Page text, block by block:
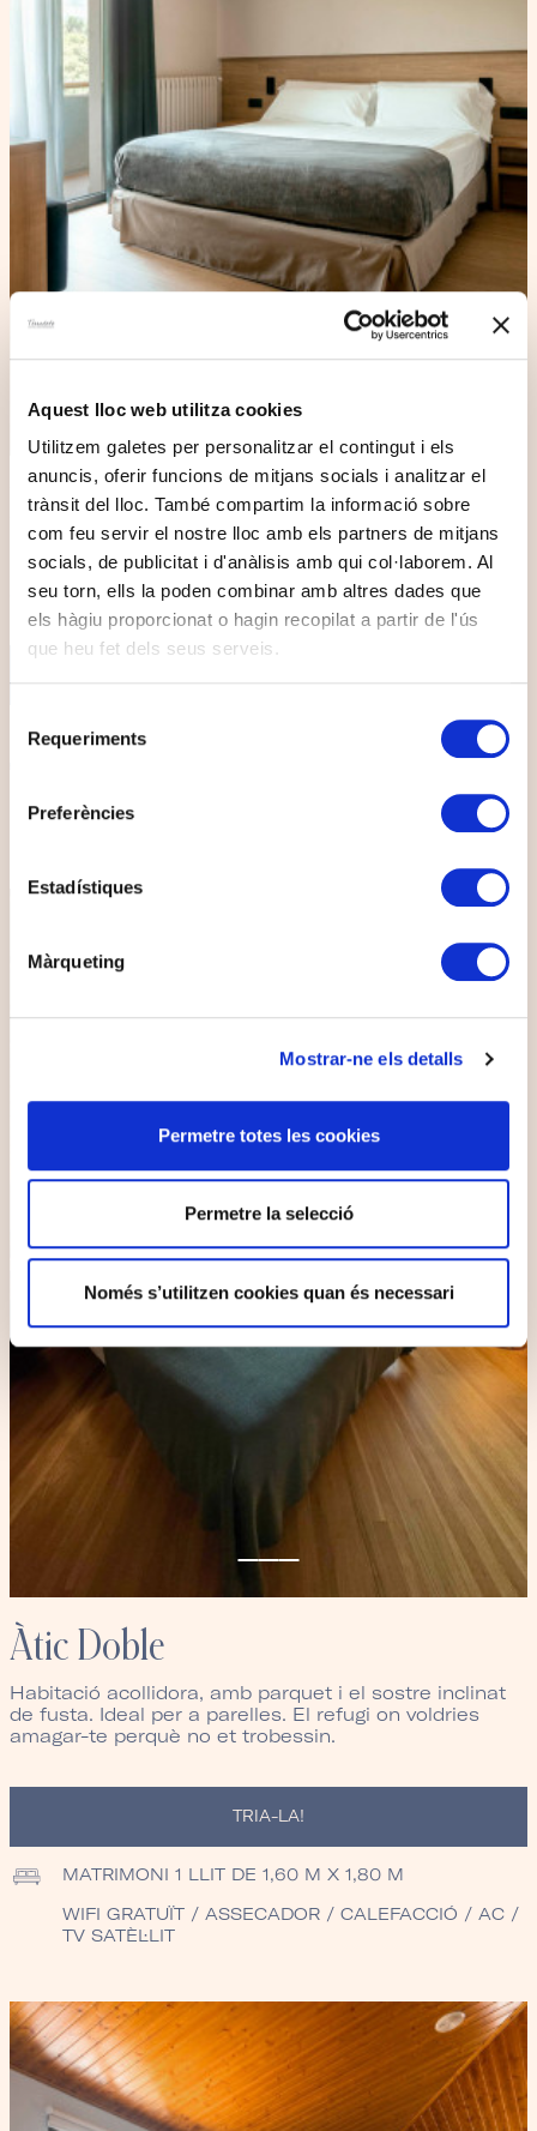
Aquest lloc web utilitza cookies
Utilitzem galetes per personalitzar el contingut i els
anuncis, oferir funcions de mitjans socials i analitzar el
trànsit del lloc. També compartim la informació sobre
com feu servir el nostre lloc amb els partners de mitjans
socials, de publicitat i d'anàlisis amb qui col·laborem. Al
seu torn, ells la poden combinar amb altres dades que
els hàgiu proporcionat o hagin recopilat a partir de l'ús
que heu fet dels seus serveis.
Requeriments
Preferències
Estadístiques
Màrqueting
Mostrar-ne els detalls
Permetre totes les cookies
Permetre la selecció
Només s’utilitzen cookies quan és necessari
Doble Estàndard
Una habitació confortable amb tot el que cal per
sentir-se còmode. Com a casa, sense haver de fer-se
el llit.
MATRIMONI
BALCÓ / WIFI GRATUÏT / ASSECADOR /
CALEFACCIÓ / AC / TV SATÈL·LIT
Àtic Doble
Habitació acollidora, amb parquet i el sostre inclinat
de fusta. Ideal per a parelles. El refugi on voldries
amagar-te perquè no et trobessin.
TRIA-LA!
MATRIMONI 1 LLIT DE 1,60 M X 1,80 M
WIFI GRATUÏT / ASSECADOR / CALEFACCIÓ / AC /
TV SATÈL·LIT